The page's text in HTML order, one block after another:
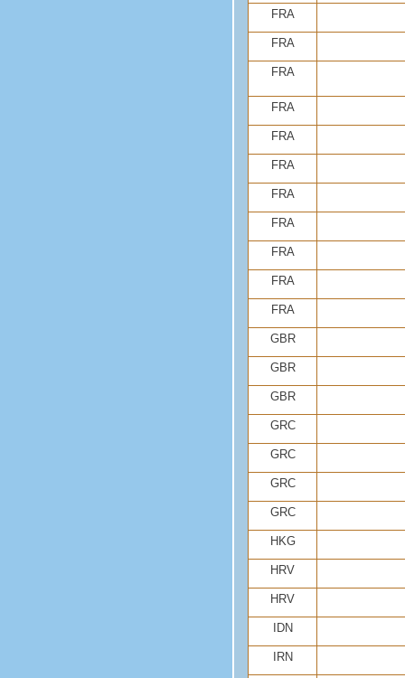
FRA
FRA
FRA
FRA
FRA
FRA
FRA
FRA
FRA
FRA
FRA
GBR
GBR
GBR
GRC
GRC
GRC
GRC
HKG
HRV
HRV
IDN
IRN